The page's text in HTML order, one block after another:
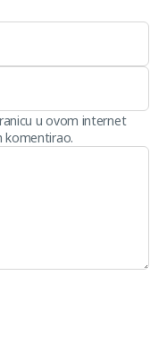
u ovom internet
komentirao.